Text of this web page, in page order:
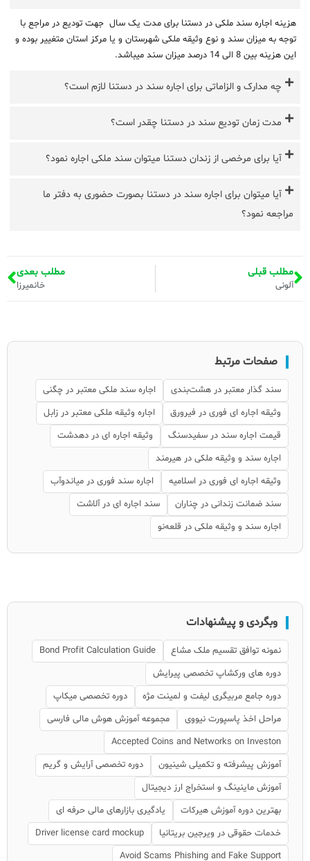
هزینه اجاره سند ملکی در دستنا برای مدت یک سال جهت تودیع در مراجع با
توجه به میزان سند و نوع وثیقه ملکی شهرستان و یا مرکز استان متغییر بوده و
این هزینه بین 8 الی 14 درصد میزان سند میباشد.
چه مدارک و الزاماتی برای اجاره سند در دستنا لازم است؟
مدت زمان تودیع سند در دستنا چقدر است؟
آیا برای مرخصی از زندان دستنا میتوان سند ملکی اجاره نمود؟
آیا میتوان برای اجاره سند در دستنا بصورت حضوری به دفتر ما
مراجعه نمود؟
مطلب قبلی
آلونی
مطلب بعدی
خانمیرزا
صفحات مرتبط
سند گذار معتبر در هشت‌بندی
اجاره سند ملکی معتبر در چگنی
وثیقه اجاره ای فوری در فیرورق
اجاره وثیقه ملکی معتبر در زابل
قیمت اجاره سند در سفیدسنگ
وثیقه اجاره ای در دهدشت
اجاره سند و وثیقه ملکی در هیرمند
وثیقه اجاره ای فوری در اسلامیه
اجاره سند فوری در میاندوآب
سند ضمانت زندانی در چناران
سند اجاره ای در آلاشت
اجاره سند و وثیقه ملکی در قلعه‌نو
وبگردی و پیشنهادات
نمونه توافق تقسیم ملک مشاع
Bond Profit Calculation Guide
دوره های ورکشاپ تخصصی پیرایش
دوره جامع مربیگری لیفت و لمینت مژه
دوره تخصصی میکاپ
مراحل اخذ پاسپورت نیووی
مجموعه آموزش هوش مالی فارسی
Accepted Coins and Networks on Investon
آموزش پیشرفته و تکمیلی شینیون
دوره تخصصی آرایش و گریم
آموزش ماینینگ و استخراج ارز دیجیتال
بهترین دوره آموزش هیرکات
یادگیری بازارهای مالی حرفه ای
خدمات حقوقی در ویرجین بریتانیا
Driver license card mockup
Avoid Scams Phishing and Fake Support